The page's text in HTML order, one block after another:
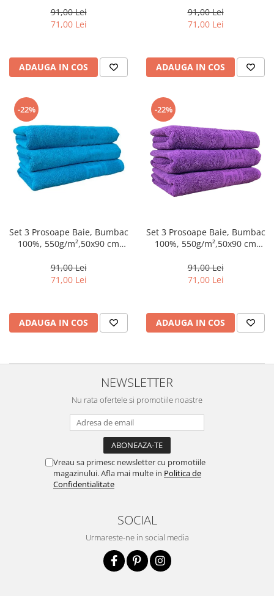
91,00 Lei
71,00 Lei
ADAUGA IN COS
91,00 Lei
71,00 Lei
ADAUGA IN COS
-22%
Set 3 Prosoape Baie, Bumbac
100%, 550g/m²,50x90 cm
91,00 Lei
71,00 Lei
ADAUGA IN COS
-22%
Set 3 Prosoape Baie, Bumbac
100%, 550g/m²,50x90 cm
91,00 Lei
71,00 Lei
ADAUGA IN COS
NEWSLETTER
Nu rata ofertele si promotiile noastre
Vreau sa primesc newsletter cu promotiile
magazinului. Afla mai multe in Politica de
Confidentialitate
SOCIAL
Urmareste-ne in social media